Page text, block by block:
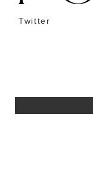
(22
Twitter